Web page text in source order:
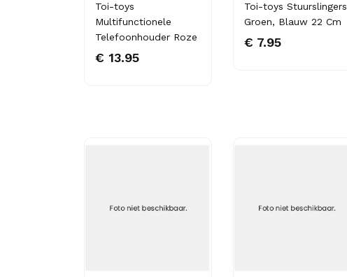
Toi-toys
Multifunctionele
Telefoonhouder Roze
€ 13.95
Toi-toys Stuurslingers
Groen, Blauw 22 Cm
€ 7.95